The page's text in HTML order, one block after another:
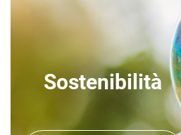
Sostenibilità